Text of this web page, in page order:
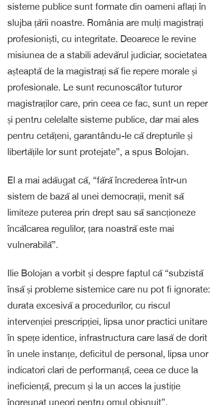
sisteme publice sunt formate din oameni aflați în
slujba țării noastre. România are mulți magistrați
profesioniști, cu integritate. Deoarece le revine
misiunea de a stabili adevărul judiciar, societatea
așteaptă de la magistrați să fie repere morale și
profesionale. Le sunt recunoscător tuturor
magistraților care, prin ceea ce fac, sunt un reper
și pentru celelalte sisteme publice, dar mai ales
pentru cetățeni, garantându-le că drepturile și
libertățile lor sunt protejate”, a spus Bolojan.
El a mai adăugat că, “fără încrederea într-un
sistem de bază al unei democrații, menit să
limiteze puterea prin drept sau să sancționeze
încălcarea regulilor, țara noastră este mai
vulnerabilă”.
Ilie Bolojan a vorbit și despre faptul că “subzistă
însă și probleme sistemice care nu pot fi ignorate:
durata excesivă a procedurilor, cu riscul
intervenției prescripției, lipsa unor practici unitare
în spețe identice, infrastructura care lasă de dorit
în unele instanțe, deficitul de personal, lipsa unor
indicatori clari de performanță, ceea ce duce la
ineficiență, precum și la un acces la justiție
îngreunat uneori pentru omul obișnuit”.